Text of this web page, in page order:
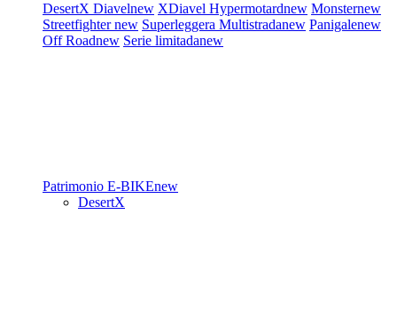
DesertX Diavelnew XDiavel Hypermotardnew Monsternew
Streetfighternew Superleggera Multistradanew Panigalenew
Off Roadnew Serie limitadanew
Patrimonio E-BIKEnew
DesertX